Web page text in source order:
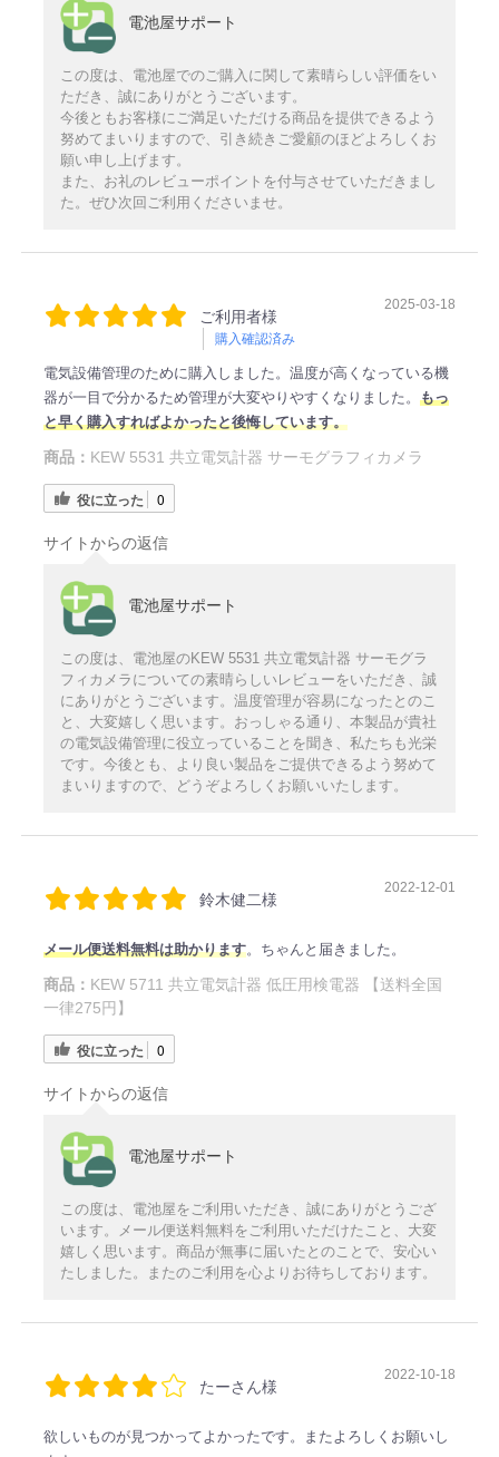
電池屋サポート
この度は、電池屋でのご購入に関して素晴らしい評価をい
ただき、誠にありがとうございます。
今後ともお客様にご満足いただける商品を提供できるよう
努めてまいりますので、引き続きご愛顧のほどよろしくお
願い申し上げます。
また、お礼のレビューポイントを付与させていただきまし
た。ぜひ次回ご利用くださいませ。
ご利用者様
購入確認済み
2025-03-18
電気設備管理のために購入しました。温度が高くなっている機
器が一目で分かるため管理が大変やりやすくなりました。 もっ
と早く購入すればよかったと後悔しています。
商品： KEW 5531 共立電気計器 サーモグラフィカメラ
役に立った 0
サイトからの返信
電池屋サポート
この度は、電池屋のKEW 5531 共立電気計器 サーモグラ
フィカメラについての素晴らしいレビューをいただき、誠
にありがとうございます。温度管理が容易になったとのこ
と、大変嬉しく思います。おっしゃる通り、本製品が貴社
の電気設備管理に役立っていることを聞き、私たちも光栄
です。今後とも、より良い製品をご提供できるよう努めて
まいりますので、どうぞよろしくお願いいたします。
鈴木健二様
2022-12-01
メール便送料無料は助かります。ちゃんと届きました。
商品： KEW 5711 共立電気計器 低圧用検電器 【送料全国
一律275円】
役に立った 0
サイトからの返信
電池屋サポート
この度は、電池屋をご利用いただき、誠にありがとうござ
います。メール便送料無料をご利用いただけたこと、大変
嬉しく思います。商品が無事に届いたとのことで、安心い
たしました。またのご利用を心よりお待ちしております。
たーさん様
2022-10-18
欲しいものが見つかってよかったです。またよろしくお願いし